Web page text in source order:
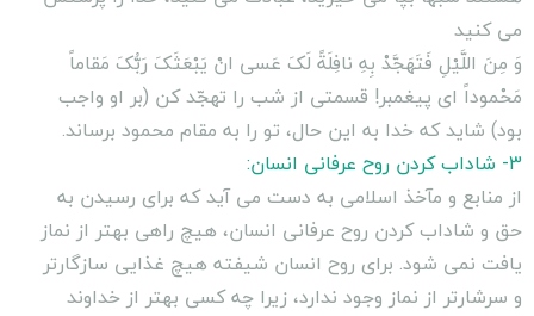
مى کنید
وَ مِنَ اللَّیْلِ فَتَهَجَّدْ بِهِ نافِلَةً لَکَ عَسى انْ یَبْعَثَکَ رَبُّکَ مَقاماً
مَحْموداً اى پیغمبر! قسمتى از شب را تهجّد کن (بر او واجب
بود) شاید که خدا به این حال، تو را به مقام محمود برساند.
3- شاداب کردن روح عرفانی انسان:
از منابع و مآخذ اسلامی به دست می آید که برای رسیدن به
حق و شاداب کردن روح عرفانی انسان، هیچ راهی بهتر از نماز
یافت نمی شود. برای روح انسان شیفته هیچ غذایی سازگارتر
و سرشارتر از نماز وجود ندارد، زیرا چه کسی بهتر از خداوند